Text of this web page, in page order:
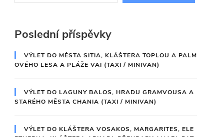
Poslední příspěvky
VÝLET DO MĚSTA SITIA, KLÁŠTERA TOPLOU A PALM
OVÉHO LESA A PLÁŽE VAI (TAXI / MINIVAN)
VÝLET DO LAGUNY BALOS, HRADU GRAMVOUSA A
STARÉHO MĚSTA CHANIA (TAXI / MINIVAN)
VÝLET DO KLÁŠTERA VOSAKOS, MARGARITES, ELE